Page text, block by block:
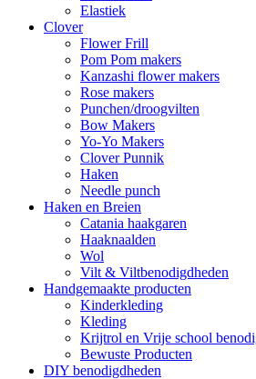
Elastiek
Clover
Flower Frill
Pom Pom makers
Kanzashi flower makers
Rose makers
Punchen/droogvilten
Bow Makers
Yo-Yo Makers
Clover Punnik
Haken
Needle punch
Haken en Breien
Catania haakgaren
Haaknaalden
Wol
Vilt & Viltbenodigdheden
Handgemaakte producten
Kinderkleding
Kleding
Krijtrol en Vrije school
Bewuste Producten
DIY benodigdheden